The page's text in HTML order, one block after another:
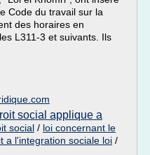
Code du travail sur la
des horaires en
L311-3 et suivants. Ils
social applique a
social / loi concernant le
a l'integration sociale loi /